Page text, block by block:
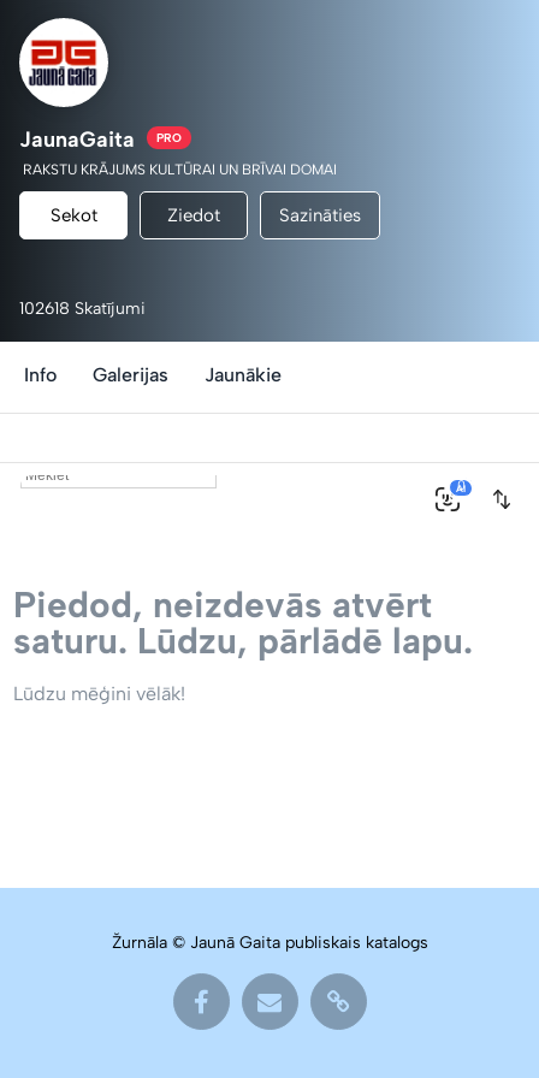
JaunaGaita PRO
RAKSTU KRĀJUMS KULTŪRAI UN BRĪVAI DOMAI
Sekot Ziedot Sazināties
102618 Skatījumi
Info Galerijas Jaunākie
0
AI
Piedod, neizdevās atvērt
saturu. Lūdzu, pārlādē lapu.
Lūdzu mēģini vēlāk!
Žurnāla © Jaunā Gaita publiskais katalogs